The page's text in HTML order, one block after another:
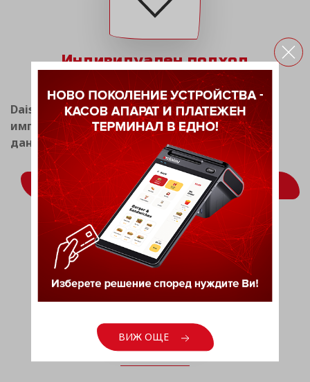
Индивидуален подход
Daisy Tech има опит в разработката и
имплементацията на системи за фискален и
данъчен мениджмънт.
ВИЖ ОЩЕ
Световен опит
ВИЖ ОЩЕ